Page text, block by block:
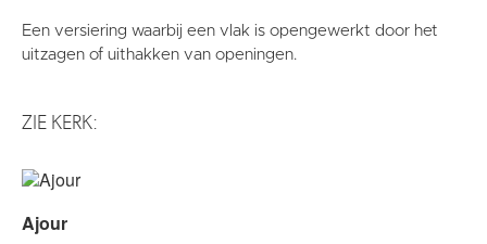
Een versiering waarbij een vlak is opengewerkt door het
uitzagen of uithakken van openingen.
ZIE KERK:
Ajour